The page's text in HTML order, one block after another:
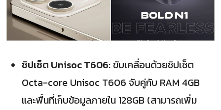
ชิปเซ็ต Unisoc T606: ขับเคลื่อนด้วยชิปเซ็ต
Octa-core Unisoc T606 จับคู่กับ RAM 4GB
และพื้นที่เก็บข้อมูลภายใน 128GB (สามารถเพิ่ม